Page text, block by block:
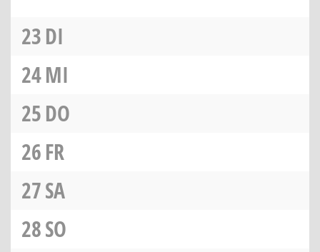
23DI
24MI
25DO
26FR
27SA
28SO